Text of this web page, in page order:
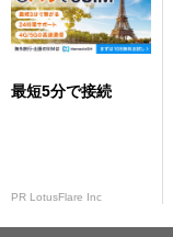
最短5分で接続
PR LotusFlare Inc